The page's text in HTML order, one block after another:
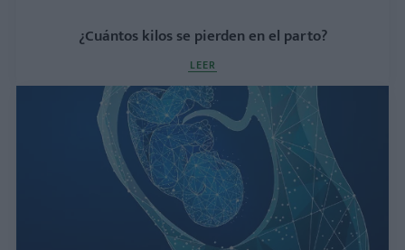
¿Cuántos kilos se pierden en el parto?
LEER